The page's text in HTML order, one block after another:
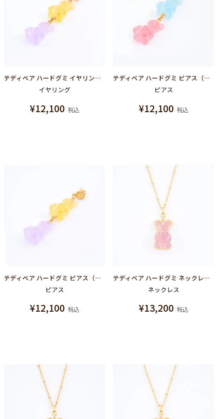
テディベア ハードグミ イヤリング（レモン＆グレープ）
イヤリング
¥12,100 税込
テディベア ハードグミ ピアス（ソーダ＆ストロベリー）
ピアス
¥12,100 税込
テディベア ハードグミ ピアス（レモン＆グレープ）
ピアス
¥12,100 税込
テディベア ハードグミ ネックレス（グレープ）
ネックレス
¥13,200 税込